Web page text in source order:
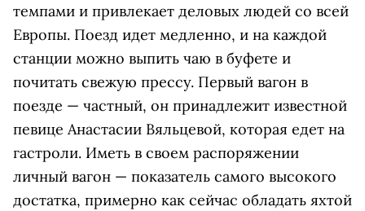
темпами и привлекает деловых людей со всей
Европы. Поезд идет медленно, и на каждой
станции можно выпить чаю в буфете и
почитать свежую прессу. Первый вагон в
поезде — частный, он принадлежит известной
певице Анастасии Вяльцевой, которая едет на
гастроли. Иметь в своем распоряжении
личный вагон — показатель самого высокого
достатка, примерно как сейчас обладать яхтой